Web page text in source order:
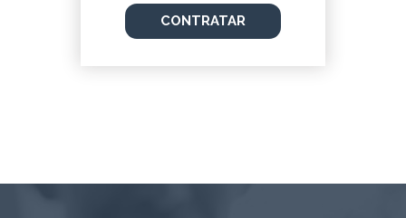
CONTRATAR